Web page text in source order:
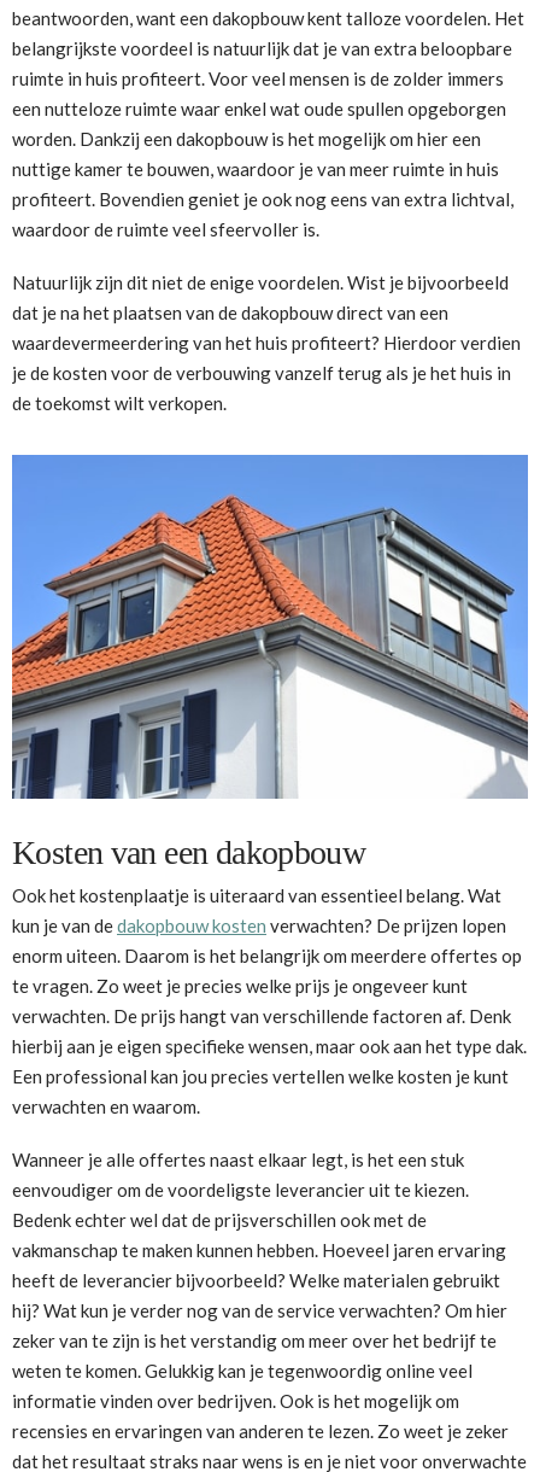
beantwoorden, want een dakopbouw kent talloze voordelen. Het
belangrijkste voordeel is natuurlijk dat je van extra beloopbare
ruimte in huis profiteert. Voor veel mensen is de zolder immers
een nutteloze ruimte waar enkel wat oude spullen opgeborgen
worden. Dankzij een dakopbouw is het mogelijk om hier een
nuttige kamer te bouwen, waardoor je van meer ruimte in huis
profiteert. Bovendien geniet je ook nog eens van extra lichtval,
waardoor de ruimte veel sfeervoller is.
Natuurlijk zijn dit niet de enige voordelen. Wist je bijvoorbeeld
dat je na het plaatsen van de dakopbouw direct van een
waardevermeerdering van het huis profiteert? Hierdoor verdien
je de kosten voor de verbouwing vanzelf terug als je het huis in
de toekomst wilt verkopen.
Kosten van een dakopbouw
Ook het kostenplaatje is uiteraard van essentieel belang. Wat
kun je van dedakopbouw kosten verwachten? De prijzen lopen
enorm uiteen. Daarom is het belangrijk om meerdere offertes op
te vragen. Zo weet je precies welke prijs je ongeveer kunt
verwachten. De prijs hangt van verschillende factoren af. Denk
hierbij aan je eigen specifieke wensen, maar ook aan het type dak.
Een professional kan jou precies vertellen welke kosten je kunt
verwachten en waarom.
Wanneer je alle offertes naast elkaar legt, is het een stuk
eenvoudiger om de voordeligste leverancier uit te kiezen.
Bedenk echter wel dat de prijsverschillen ook met de
vakmanschap te maken kunnen hebben. Hoeveel jaren ervaring
heeft de leverancier bijvoorbeeld? Welke materialen gebruikt
hij? Wat kun je verder nog van de service verwachten? Om hier
zeker van te zijn is het verstandig om meer over het bedrijf te
weten te komen. Gelukkig kan je tegenwoordig online veel
informatie vinden over bedrijven. Ook is het mogelijk om
recensies en ervaringen van anderen te lezen. Zo weet je zeker
dat het resultaat straks naar wens is en je niet voor onverwachte